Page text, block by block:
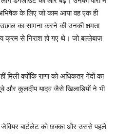
के लिए जो काम आया वह एक ही
का सामना करने की उनकी क्षमता
से निराश हो गए थे। जो बल्लेबाज़
क्योंकि राणा को अधिकतर गेंदों का
और कुलदीप यादव जैसे खिलाड़ियों ने भी
बार्टलेट को छक्का और उससे पहले